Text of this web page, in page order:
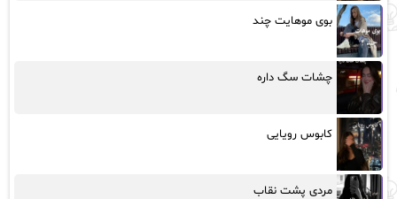
بوی موهایت چند
چشات سگ داره
کابوس رویایی
مردی پشت نقاب